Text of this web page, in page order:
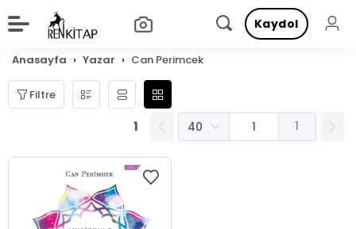
Kaydol
Anasayfa Yazar Can Perimcek
Filtre
1 1